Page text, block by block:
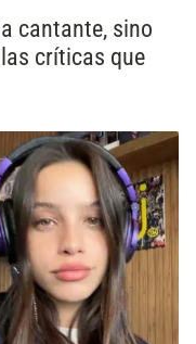
cantante, sino
críticas que